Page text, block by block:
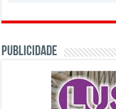
PUBLICIDADE